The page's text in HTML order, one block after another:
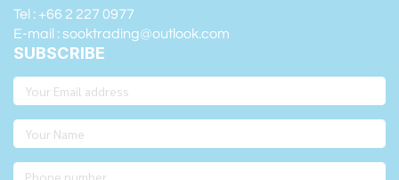
Tel : +66 2 227 0977
E-mail : sooktrading@outlook.com
SUBSCRIBE